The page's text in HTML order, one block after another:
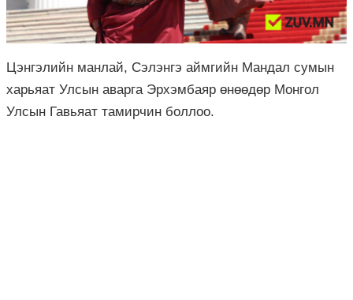
Цэнгэлийн манлай, Сэлэнгэ аймгийн Мандал сумын
харьяат Улсын аварга Эрхэмбаяр өнөөдөр Монгол
Улсын Гавьяат тамирчин боллоо.